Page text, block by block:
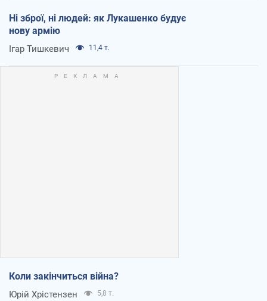
Ні зброї, ні людей: як Лукашенко будує
нову армію
Ігар Тишкевич 11,4 т.
Коли закінчиться війна?
Юрій Хрістензен 5,8 т.